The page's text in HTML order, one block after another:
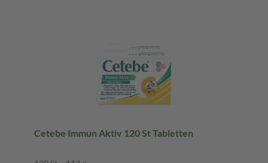
Cetebe Immun Aktiv 120 St Tabletten